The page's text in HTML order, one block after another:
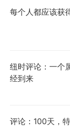
每个人都应该获
纽时评论：一个
经到来
评论：100天，